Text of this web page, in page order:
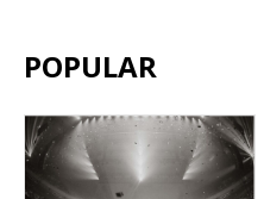
POPULAR